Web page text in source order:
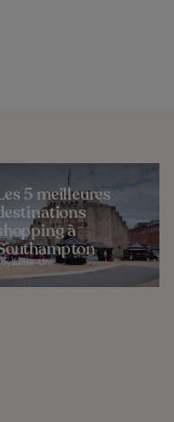
5 meilleures
à
Uni